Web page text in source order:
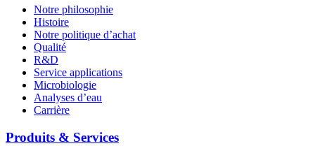
Notre philosophie
Histoire
Notre politique d’achat
Qualité
R&D
Service applications
Microbiologie
Analyses d’eau
Carrière
Produits & Services